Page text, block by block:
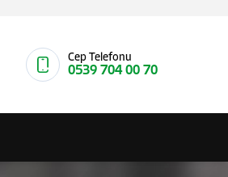
Cep Telefonu
0539 704 00 70